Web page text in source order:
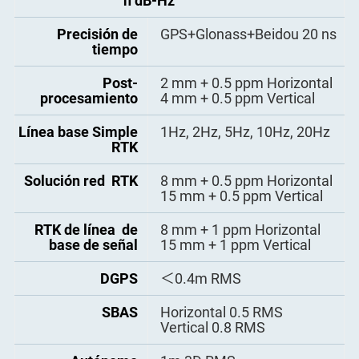
Precisión de
tiempo
GPS+Glonass+Beidou 20 ns
Post-
procesamiento
2 mm + 0.5 ppm Horizontal
4 mm + 0.5 ppm Vertical
Línea base Simple
RTK
1Hz, 2Hz, 5Hz, 10Hz, 20Hz
Solución red RTK
8 mm + 0.5 ppm Horizontal
15 mm + 0.5 ppm Vertical
RTK de línea de
base de señal
8 mm + 1 ppm Horizontal
15 mm + 1 ppm Vertical
DGPS
＜0.4m RMS
SBAS
Horizontal 0.5 RMS
Vertical 0.8 RMS
una caída de 1m sobre
concreto
Consumo de
energía
Voltaje entrada
9.5-28 VDC, con protección
contra sobretensión
Baterías internas
funcionamiento continuo
durante 16 horas
macho SMA
- 1 entrada de evento
- 1 Reservado para WLAN y
Bluetooth
scilador de marcador de fre
cuencia
- 1 Conector de antena GPRS
1 conector TNC
Conector de antena GNSS
Módem 4G
- LTE-FDD: B1/B3/B5/B8
-LTE-TDD: B34/B38/B39/B4
0/B41
- WCDMA: B1/B8
- GSM: B3/B8
Panel frontal de
visualización
4 teclas de flecha y botón de
entrada de datos, botón de
encendido,botón de reinicio
y botón Esc Pantalla LCD
que muestra el estado del
receptor